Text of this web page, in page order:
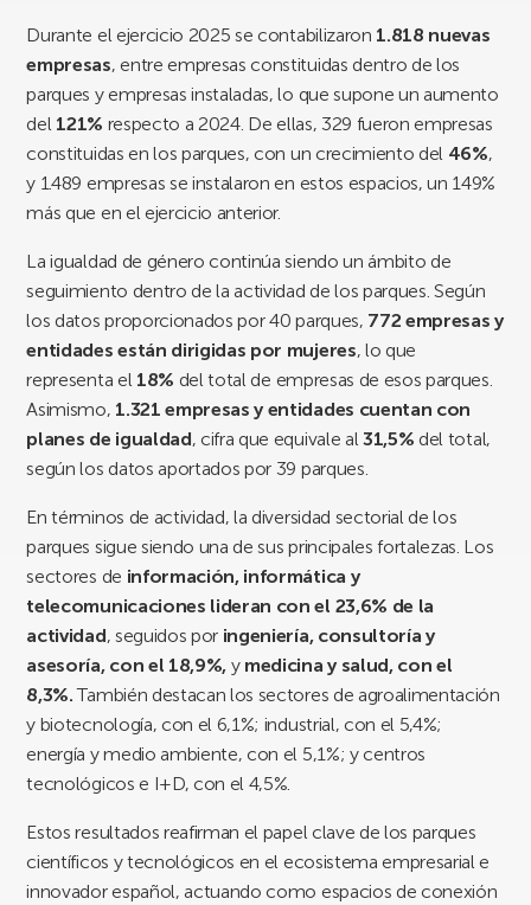
Durante el ejercicio 2025 se contabilizaron 1.818 nuevas
empresas, entre empresas constituidas dentro de los
parques y empresas instaladas, lo que supone un aumento
del 121% respecto a 2024. De ellas, 329 fueron empresas
constituidas en los parques, con un crecimiento del 46%,
y 1.489 empresas se instalaron en estos espacios, un 149%
más que en el ejercicio anterior.
La igualdad de género continúa siendo un ámbito de
seguimiento dentro de la actividad de los parques. Según
los datos proporcionados por 40 parques, 772 empresas y
entidades están dirigidas por mujeres, lo que
representa el 18% del total de empresas de esos parques.
Asimismo, 1.321 empresas y entidades cuentan con
planes de igualdad, cifra que equivale al 31,5% del total,
según los datos aportados por 39 parques.
En términos de actividad, la diversidad sectorial de los
parques sigue siendo una de sus principales fortalezas. Los
sectores de información, informática y
telecomunicaciones lideran con el 23,6% de la
actividad, seguidos por ingeniería, consultoría y
asesoría, con el 18,9%, y medicina y salud, con el
8,3%.También destacan los sectores de agroalimentación
y biotecnología, con el 6,1%; industrial, con el 5,4%;
energía y medio ambiente, con el 5,1%; y centros
tecnológicos e I+D, con el 4,5%.
Estos resultados reafirman el papel clave de los parques
científicos y tecnológicos en el ecosistema empresarial e
innovador español, actuando como espacios de conexión